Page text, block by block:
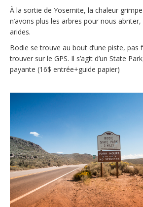
À la sortie de Yosemite, la chaleur grimpe
n’avons plus les arbres pour nous
arides.
Bodie se trouve au bout d’une piste, pas
trouver sur le GPS. Il s’agit d’un State
payante (16$ entrée+guide papier)